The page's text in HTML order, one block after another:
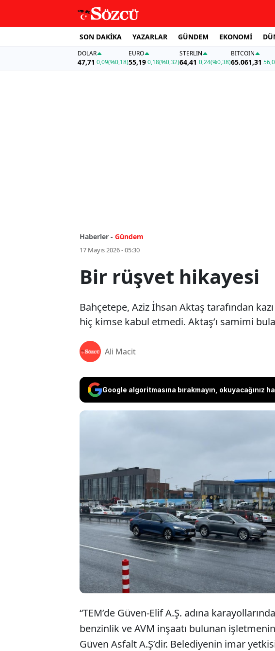
SON DAKİKA YAZARLAR GÜNDEM EKONOMİ
DOLAR
47,71 0,09(%0,18)
EURO
55,19 0,18(%0,32)
STERLIN
64,41 0,24(%0,38)
BITCOIN
65.061,31
Haberler - Gündem
17 Mayıs 2026 - 05:30
Bir rüşvet hikayesi
Bahçetepe, Aziz İhsan Aktaş tarafından
hiç kimse kabul etmedi. Aktaş’ı samimi
Ali Macit
Google algoritmasına bırakmayın, okuyacağınız
Bahçetepe, Aziz İhsan
dolar rüşvetle suçlandı.
kabul etmedi. Aktaş’ı
ceza istedi.
“TEM’de Güven-Elif A.Ş. adına
benzinlik ve AVM inşaatı bulunan
Güven Asfalt A.Ş’dir. Belediyenin imar